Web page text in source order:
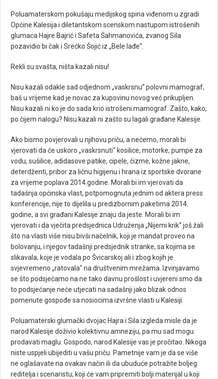
Poluamaterskom pokušaju medijskog spina viđenom u zgradi
Općine Kalesija i diletantskom scenskom nastupom istrošenih
glumaca Hajre Bajrić i Safeta Šahmanovića, zvanog Sila
pozavidio bi čak i Srećko Šojić iz „Bele lađe“.
Rekli su svašta, ništa kazali nisu!
Nisu kazali odakle sad odjednom „vaskrsnu“ polovni mamograf,
baš u vrijeme kad je novac za kupovinu novog već prikupljen.
Nisu kazali ni ko je do sada krio istrošeni mamograf. Zašto, kako,
po čijem nalogu? Nisu kazali ni zašto su lagali građane Kalesije.
Ako bismo povjerovali u njihovu priču, a nećemo, morali bi
vjerovati da će uskoro „vaskrsnuti“ kosilice, motorke, pumpe za
vodu, sušilice, adidasove patike, cipele, čizme, kožne jakne,
deterdženti, pribor za ličnu higijenu i hrana iz sportske dvorane
za vrijeme poplava 2014.godine. Morali bi im vjerovati da
tadašnja općinska vlast, potpomognuta jednim od aktera press
konferencije, nije to dijelila u predizbornim paketima 2014.
godine, a svi građani Kalesije znaju da jeste. Morali bi im
vjerovati i da vječita predsjednica Udruženja „Nijemi krik“ još žali
što na vlasti više nisu bivši načelnik, koji je mandat proveo na
bolovanju, i njegov tadašnji predsjednik stranke, sa kojima se
slikavala, koje je vodala po Švicarskoj ali i zbog kojih je
svjevremeno „ratovala“ na društvenim mrežama. Izvinjavamo
se što podsjećamo na ne tako davnu prošlost i uvjereni smo da
to podsjećanje neće utjecati na sadašnji jako blizak odnos
pomenute gospođe sa nosiocima izvršne vlasti u Kalesiji.
Poluamaterski glumački dvojac Hajra i Sila izgleda misle da je
narod Kalesije doživio kolektivnu amneziju, pa mu sad mogu
prodavati maglu. Gospodo, narod Kalesije vas je pročitao. Nikoga
niste uspjeli ubijediti u vašu priču. Pametnije vam je da se više
ne oglašavate na ovakav način ili da ubuduće potražite boljeg
reditelja i scenaristu, koji će vam pripremiti bolji materijal u koji